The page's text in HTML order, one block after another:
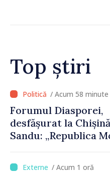
Top știri
/ Acum 17
Carburanții se
fondul detensionării
situației din
/ Acum 1 oră